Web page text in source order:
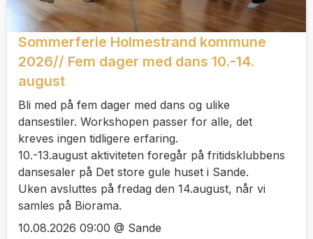
Sommerferie Holmestrand kommune
2026// Fem dager med dans 10.-14.
august
Bli med på fem dager med dans og ulike
dansestiler. Workshopen passer for alle, det
kreves ingen tidligere erfaring.
10.-13.august aktiviteten foregår på fritidsklubbens
dansesaler på Det store gule huset i Sande.
Uken avsluttes på fredag den 14.august, når vi
samles på Biorama.
10.08.2026 09:00 @ Sande